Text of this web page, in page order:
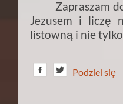
Zapraszam do
Jezusem i liczę
listowną i nie
Podziel się